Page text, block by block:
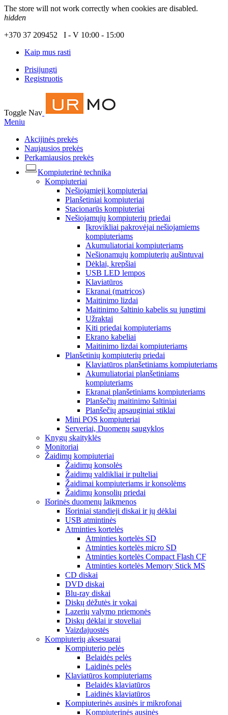
The store will not work correctly when cookies are disabled.
hidden
+370 37 209452 I - V 10:00 - 15:00
Kaip mus rasti
Prisijungti
Registruotis
Toggle Nav
Meniu
Akcijinės prekės
Naujausios prekės
Perkamiausios prekės
Kompiuterinė technika
Kompiuteriai
Nešiojamieji kompiuteriai
Planšetiniai kompiuteriai
Stacionarūs kompiuteriai
Nešiojamųjų kompiuterių priedai
Įkrovikliai pakrovėjai nešiojamiems
kompiuteriams
Akumuliatoriai kompiuteriams
Nešionamųjų kompiuterių aušintuvai
Dėklai, krepšiai
USB LED lempos
Klaviatūros
Ekranai (matricos)
Maitinimo lizdai
Maitinimo šaltinio kabelis su jungtimi
Užraktai
Kiti priedai kompiuteriams
Ekrano kabeliai
Maitinimo lizdai kompiuteriams
Planšetinių kompiuterių priedai
Klaviatūros planšetiniams kompiuteriams
Akumuliatoriai planšetiniams
kompiuteriams
Ekranai planšetiniams kompiuteriams
Planšečių maitinimo šaltiniai
Planšečių apsauginiai stiklai
Mini POS kompiuteriai
Serveriai, Duomenų saugyklos
Knygų skaityklės
Monitoriai
Žaidimų kompiuteriai
Žaidimų konsolės
Žaidimų valdikliai ir pulteliai
Žaidimai kompiuteriams ir konsolėms
Žaidimų konsolių priedai
Išorinės duomenų laikmenos
Išoriniai standieji diskai ir jų dėklai
USB atmintinės
Atminties kortelės
Atminties kortelės SD
Atminties kortelės micro SD
Atminties kortelės Compact Flash CF
Atminties kortelės Memory Stick MS
CD diskai
DVD diskai
Blu-ray diskai
Diskų dėžutės ir vokai
Lazerių valymo priemonės
Diskų dėklai ir stoveliai
Vaizdajuostės
Kompiuterių aksesuarai
Kompiuterio pelės
Belaidės pelės
Laidinės pelės
Klaviatūros kompiuteriams
Belaidės klaviatūros
Laidinės klaviatūros
Kompiuterinės ausinės ir mikrofonai
Kompiuterinės ausinės